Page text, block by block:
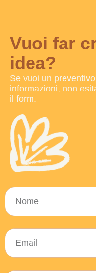
Vuoi far
idea?
Se vuoi un
informazioni, non
il form.